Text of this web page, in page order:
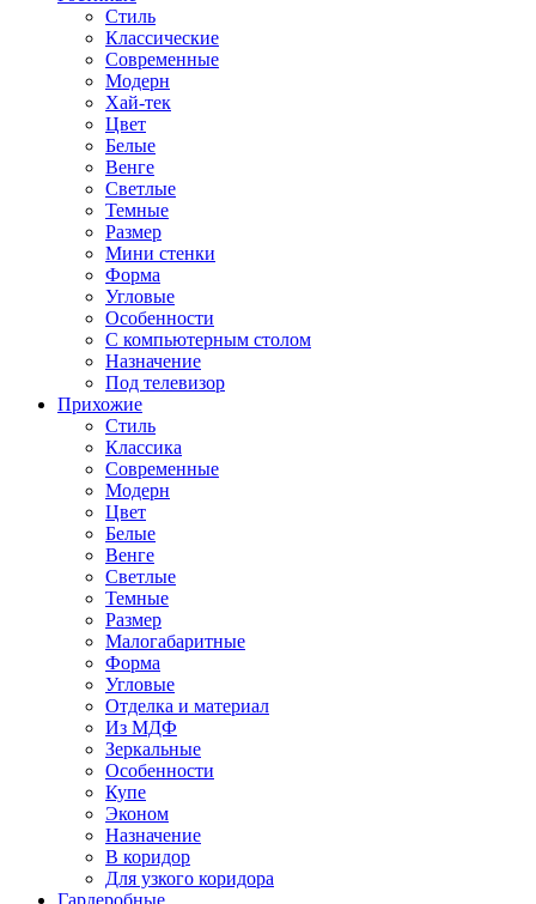
Стиль
Классические
Современные
Модерн
Хай-тек
Цвет
Белые
Венге
Светлые
Темные
Размер
Мини стенки
Форма
Угловые
Особенности
С компьютерным столом
Назначение
Под телевизор
Прихожие
Стиль
Классика
Современные
Модерн
Цвет
Белые
Венге
Светлые
Темные
Размер
Малогабаритные
Форма
Угловые
Отделка и материал
Из МДФ
Зеркальные
Особенности
Купе
Эконом
Назначение
В коридор
Для узкого коридора
Гардеробные